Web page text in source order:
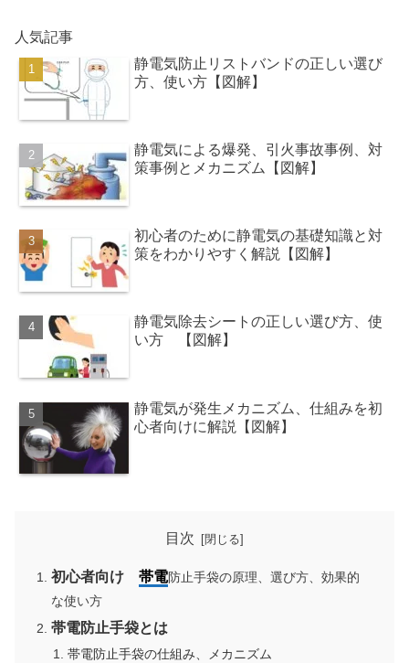
人気記事
静電気防止リストバンドの正しい選び
方、使い方【図解】
静電気による爆発、引火事故事例、対
策事例とメカニズム【図解】
初心者のために静電気の基礎知識と対
策をわかりやすく解説【図解】
静電気除去シートの正しい選び方、使
い方 【図解】
静電気が発生メカニズム、仕組みを初
心者向けに解説【図解】
目次
初心者向け帯電防止手袋の原理、選び方、効果的
な使い方
帯電防止手袋とは
帯電防止手袋の仕組み、メカニズム